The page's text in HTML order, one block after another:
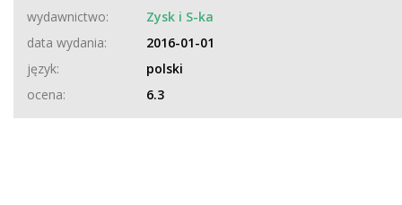
wydawnictwo:
Zysk i S-ka
data wydania:
2016-01-01
język:
polski
ocena:
6.3